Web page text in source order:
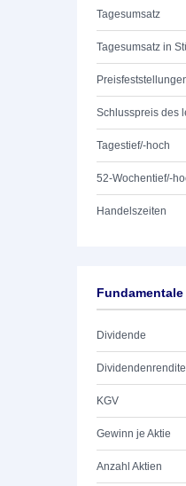
Tagesumsatz
Tagesumsatz in
Schlusspreis des
Tagestief/-hoch
52-Wochentief/-
Handelszeiten
Fundamentale
Dividende
KGV
Gewinn je Aktie
Anzahl Aktien